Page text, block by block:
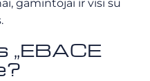
gamintojai ir visi su
„EBACE